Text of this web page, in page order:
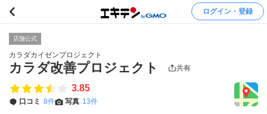
ログイン・登録
店舗公式
カラダカイゼンプロジェクト
カラダ改善プロジェクト 共有
3.85
口コミ 8件 写真 13件